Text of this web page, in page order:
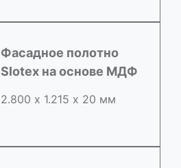
Фасадное полотно
Slotex на основе МДФ
2.800 х 1.215 х 20 мм